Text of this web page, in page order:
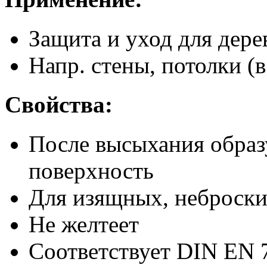
Защита и уход для
Напр. стены, потолки
Свойства:
После высыхания
поверхность
Для изящных,
Не желтеет
Соответствует DIN EN